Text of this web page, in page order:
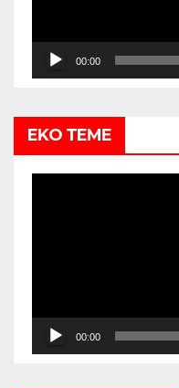
00:00
EKO TEME
00:00